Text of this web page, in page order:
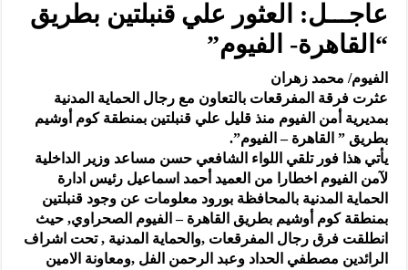
عاجـــل: العثور علي قنبلتين بطريق
“القاهرة- الفيوم”
الفيوم/ محمد زهران
عثرت فرقة المفرقعات بالتعاون مع رجال الحماية المدنية
بمديرية أمن الفيوم منذ قليل علي قنبلتين بمنطقة كوم أوشيم
بطريق ” القاهرة – الفيوم”.
يأتي هذا فور تلقي اللواء الشافعي حسن مساعد وزير الداخلية
لآمن الفيوم اخطارا من العميد أحمد اسماعيل رئيس ادارة
الحماية المدنية بالمحافظة بورود معلومات عن وجود قنبلتين
بمنطقة كوم أوشيم بطريق القاهرة – الفيوم الصحراوي, حيث
انطلقت فرق رجال المفرقعات ,والحماية المدنية , تحت اشراف
الرائدين مصطفي الحداد وعبد الرحمن الفل ,ومعاونة الامين